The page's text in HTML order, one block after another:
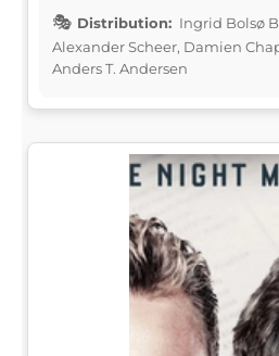
Distribution: Ingrid Bolsø
Alexander Scheer, Damien
Anders T. Andersen